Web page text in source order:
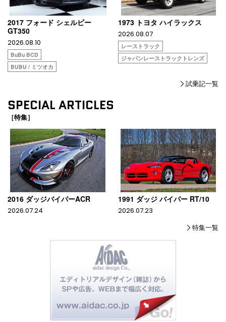
2017 フォード シェルビー
GT350
2026.08.10
BuBu BCD
BUBU / ミツオカ
1973 トヨタ ハイラックス
2026.08.07
レーストラック
ジャパンレーストラックトレンズ
試乗記一覧
SPECIAL ARTICLES
［特集］
2016 ダッジバイパーACR
2026.07.24
1991 ダッジ バイパー RT/10
2026.07.23
特集一覧